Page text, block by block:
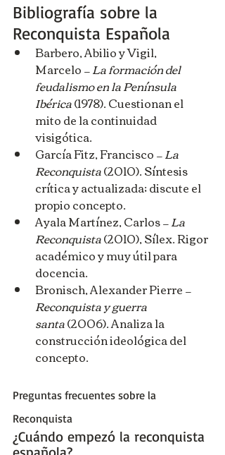
Bibliografía sobre la
Reconquista Española
Barbero, Abilio y Vigil,
Marcelo — La formación del
feudalismo en la Península
Ibérica (1978). Cuestionan el
mito de la continuidad
visigótica.
García Fitz, Francisco — La
Reconquista (2010). Síntesis
crítica y actualizada; discute el
propio concepto.
Ayala Martínez, Carlos — La
Reconquista (2010), Sílex. Rigor
académico y muy útil para
docencia.
Bronisch, Alexander Pierre —
Reconquista y guerra
santa (2006). Analiza la
construcción ideológica del
concepto.
Preguntas frecuentes sobre la
Reconquista
¿Cuándo empezó la reconquista